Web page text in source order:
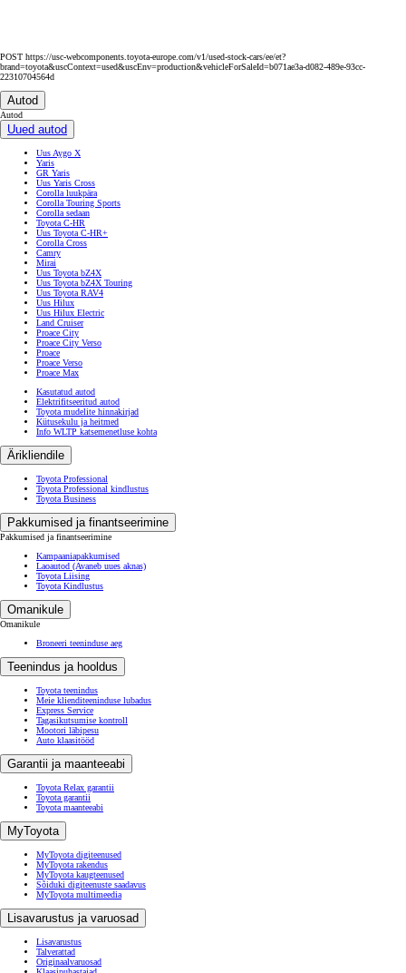
POST https://usc-webcomponents.toyota-europe.com/v1/used-stock-cars/ee/et?
brand=toyota&uscContext=used&uscEnv=production&vehicleForSaleId=b071ae3a-d082-489e-93cc-
22310704564d
Autod
Autod
Uued autod
Uus Aygo X
Yaris
GR Yaris
Uus Yaris Cross
Corolla luukpära
Corolla Touring Sports
Corolla sedaan
Toyota C-HR
Uus Toyota C-HR+
Corolla Cross
Camry
Mirai
Uus Toyota bZ4X
Uus Toyota bZ4X Touring
Uus Toyota RAV4
Uus Hilux
Uus Hilux Electric
Land Cruiser
Proace City
Proace City Verso
Proace
Proace Verso
Proace Max
Kasutatud autod
Elektrifitseeritud autod
Toyota mudelite hinnakirjad
Kütusekulu ja heitmed
Info WLTP katsemenetluse kohta
Ärikliendile
Toyota Professional
Toyota Professional kindlustus
Toyota Business
Pakkumised ja finantseerimine
Pakkumised ja finantseerimine
Kampaaniapakkumised
Laoautod (Avaneb uues aknas)
Toyota Liising
Toyota Kindlustus
Omanikule
Omanikule
Broneeri teeninduse aeg
Teenindus ja hooldus
Toyota teenindus
Meie klienditeeninduse lubadus
Express Service
Tagasikutsumise kontroll
Mootori läbipesu
Auto klaasitööd
Garantii ja maanteeabi
Toyota Relax garantii
Toyota garantii
Toyota maanteeabi
MyToyota
MyToyota digiteenused
MyToyota rakendus
MyToyota kaugteenused
Sõiduki digiteenuste saadavus
MyToyota multimeedia
Lisavarustus ja varuosad
Lisavarustus
Talverattad
Originaalvaruosad